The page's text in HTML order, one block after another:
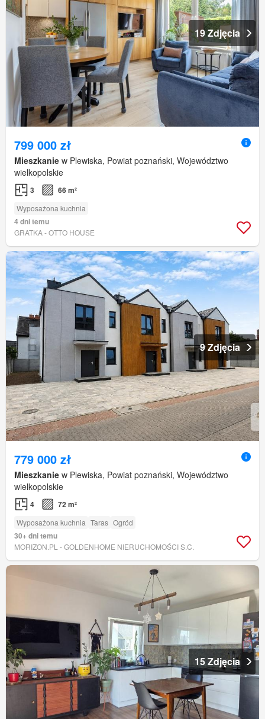
19 Zdjęcia
799 000 zł
Mieszkanie w Plewiska, Powiat poznański, Województwo
wielkopolskie
3 66 m²
Wyposażona kuchnia
4 dni temu
GRATKA - OTTO HOUSE
9 Zdjęcia
779 000 zł
Mieszkanie w Plewiska, Powiat poznański, Województwo
wielkopolskie
4 72 m²
Wyposażona kuchnia Taras Ogród
30+ dni temu
MORIZON.PL - GOLDENHOME NIERUCHOMOŚCI S.C.
15 Zdjęcia